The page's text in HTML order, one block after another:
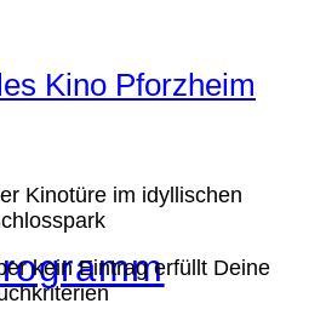
Kinotüre im idyllischen
kein Eintrag erfüllt Deine